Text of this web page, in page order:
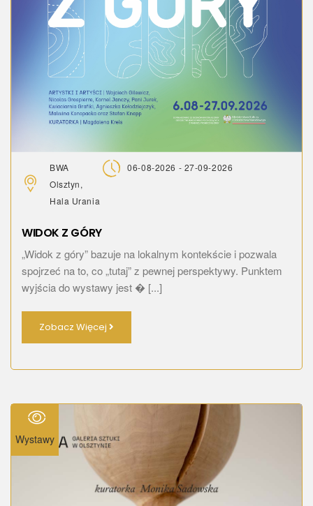
BWA
Olsztyn,
Hala Urania
06-08-2026 - 27-09-2026
WIDOK Z GÓRY
„Widok z góry” bazuje na lokalnym kontekście i pozwala
spojrzeć na to, co „tutaj” z pewnej perspektywy. Punktem
wyjścia do wystawy jest � [...]
Zobacz Więcej
Wystawy